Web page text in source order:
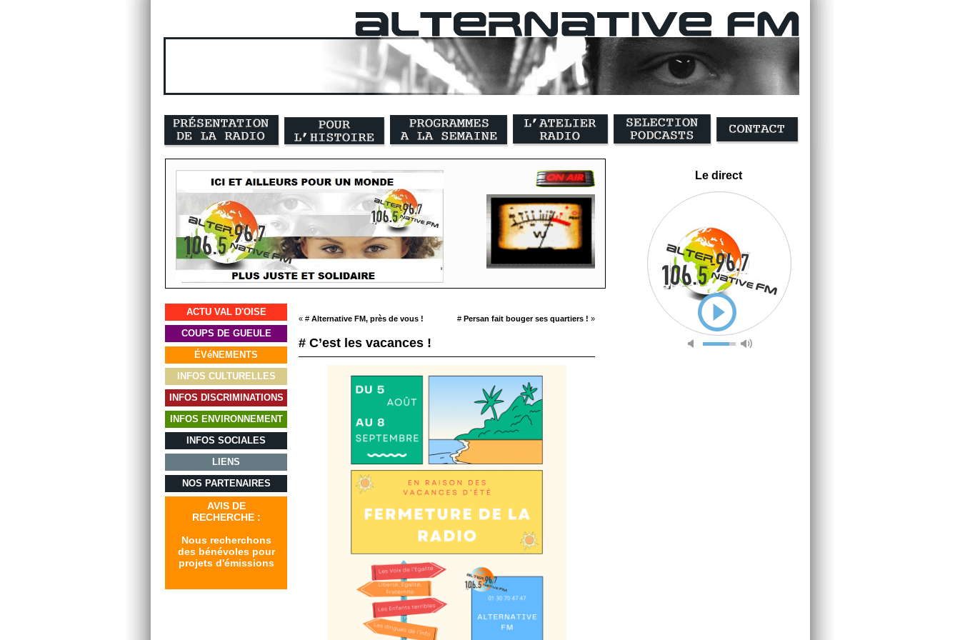
Le direct
ACTU VAL D'OISE
COUPS DE GUEULE
ÉVéNEMENTS
INFOS CULTURELLES
INFOS DISCRIMINATIONS
INFOS ENVIRONNEMENT
INFOS SOCIALES
LIENS
NOS PARTENAIRES
AVIS DE
RECHERCHE :
Nous recherchons
des bénévoles pour
projets d'émissions
« # Alternative FM, près de vous ! # Persan fait bouger ses quartiers ! »
# C’est les vacances !